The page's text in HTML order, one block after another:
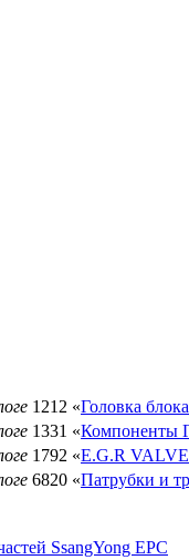
1212 «Головка
1331 «Компоненты
1792 «E.G.R
6820 «Патрубки и
SsangYong EPC